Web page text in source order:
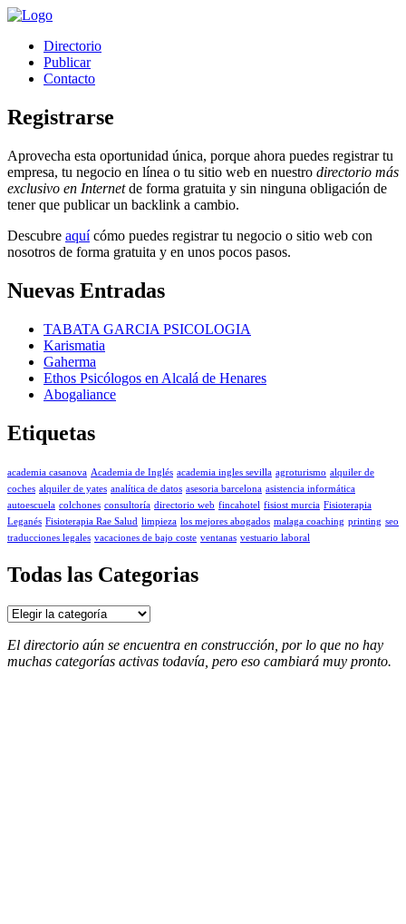
Directorio
Publicar
Contacto
Registrarse
Aprovecha esta oportunidad única, porque ahora puedes registrar tu
empresa, tu negocio en línea o tu sitio web en nuestro directorio más
exclusivo en Internetde forma gratuita y sin ninguna obligación de
tener que publicar un backlink a cambio.
Descubre aquícómo puedes registrar tu negocio o sitio web con
nosotros de forma gratuita y en unos pocos pasos.
Nuevas Entradas
TABATA GARCIA PSICOLOGIA
Karismatia
Gaherma
Ethos Psicólogos en Alcalá de Henares
Abogaliance
Etiquetas
academia casanova Academia de Inglés academia ingles sevilla agroturismo alquiler de
coches alquiler de yates analítica de datos asesoria barcelona asistencia informática
autoescuela colchones consultoría directorio web fincahotel fisiost murcia Fisioterapia
Leganés Fisioterapia Rae Salud limpieza los mejores abogados malaga coaching printing seo
traducciones legales vacaciones de bajo coste ventanas vestuario laboral
Todas las Categorias
Todas
Categorias
El directorio aún se encuentra en construcción, por lo que no hay
muchas categorías activas todavía, pero eso cambiará muy pronto.